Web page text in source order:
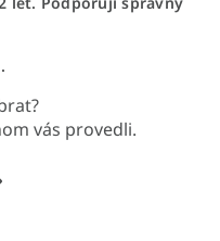
vás provedli.